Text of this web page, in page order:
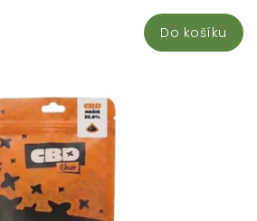
Do košíku